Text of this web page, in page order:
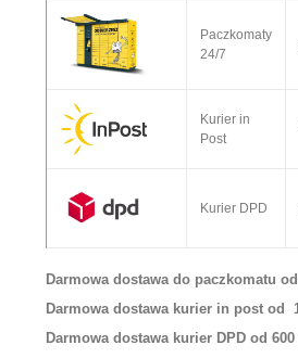
Paczkomaty
24/7
Kurier in
Post
Kurier DPD
Darmowa dostawa do paczkomatu od
Darmowa dostawa kurier in post od
Darmowa dostawa kurier DPD od 600